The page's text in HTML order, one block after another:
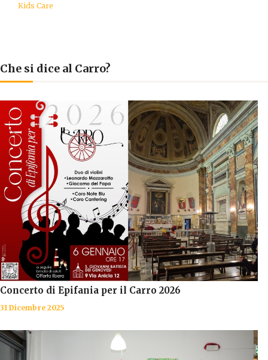
Kids Care
Che si dice al Carro?
Concerto di Epifania per il Carro 2026
31 Dicembre 2025